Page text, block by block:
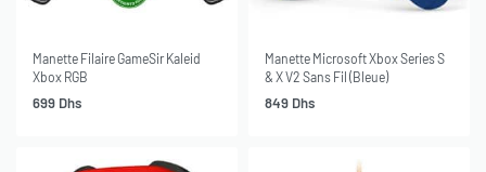
Manette Filaire GameSir Kaleid
Xbox RGB
699 Dhs
Manette Microsoft Xbox Series S
& X V2 Sans Fil (Bleue)
849 Dhs